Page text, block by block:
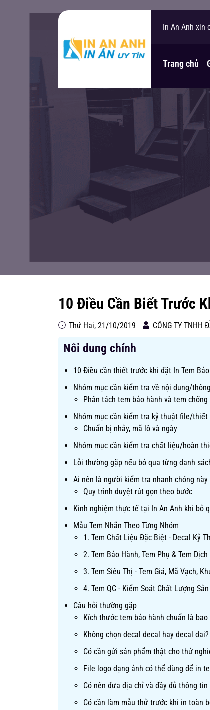
In An Anh xin
Bạn cần hỗ
Trang chủ
10 Điều Cần Biết Trước
Thứ Hai, 21/10/2019 CÔNG TY TNHH
Nôi dung chính
10 Điều cần thiết trước khi đặt In Tem
Nhóm mục cần kiểm tra về nội dung/
Phân tách tem bảo hành và tem
Nhóm mục cần kiểm tra kỹ thuật file/thiết
Chuẩn bị nhảy, mã lô và ngày
Nhóm mục cần kiểm tra chất liệu/hoàn
Lỗi thường gặp nếu bỏ qua từng danh
Ai nên là người kiểm tra nhanh chóng
Quy trình duyệt rút gọn theo bước
Kinh nghiệm thực tế tại In An Anh khi bỏ
Mẫu Tem Nhãn Theo Từng Nhóm
1. Tem Chất Liệu Đặc Biệt - Decal Kỹ
2. Tem Bảo Hành, Tem Phụ & Tem Dịch
3. Tem Siêu Thị - Tem Giá, Mã Vạch,
4. Tem QC - Kiểm Soát Chất Lượng
Câu hỏi thường gặp
Kích thước tem bảo hành chuẩn là bao
Không chọn decal decal hay decal dai?
Có cần gửi sản phẩm thật cho thử
File logo dạng ảnh có thể dùng để in
Có nên đưa địa chỉ và đầy đủ thông
Có cần làm mẫu thử trước khi in toàn